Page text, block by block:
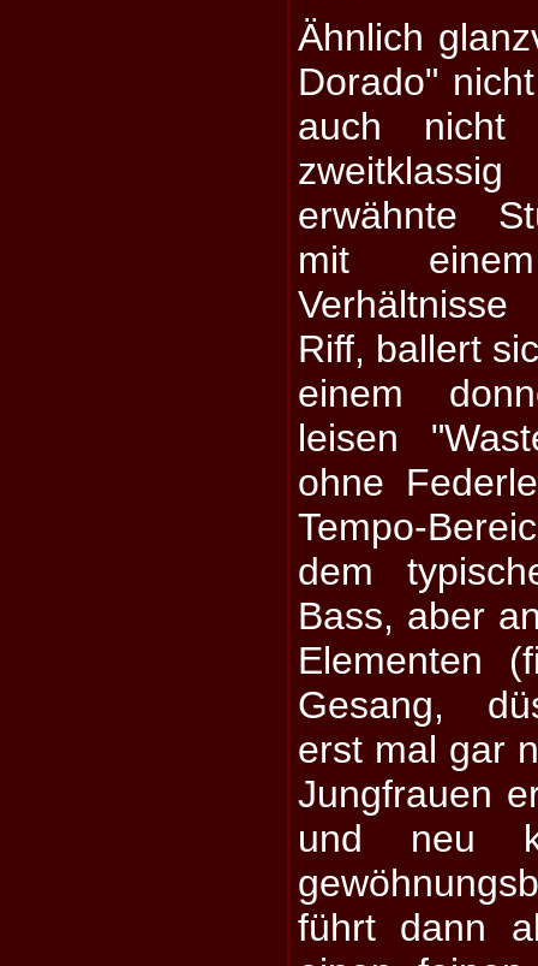
Ähnlich
Dorado"
auch nicht
erwähnte
mit
Riff, ballert
einem
leisen
ohne
Tempo-
dem
Bass, aber
Elementen
Gesang,
erst mal gar
Jungfrauen
und neu
führt dann